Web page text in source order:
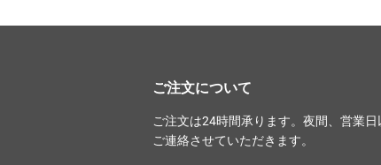
ご注文について
ご注文は24時間承ります。夜間、営業
ご連絡させていただきます。